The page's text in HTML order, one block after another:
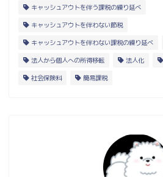
キャッシュアウトを伴う課税の繰り延べ
キャッシュアウトを伴わない節税
キャッシュアウトを伴わない課税の繰り延べ
法人から個人への所得移転 法人化
社会保険料 簡易課税